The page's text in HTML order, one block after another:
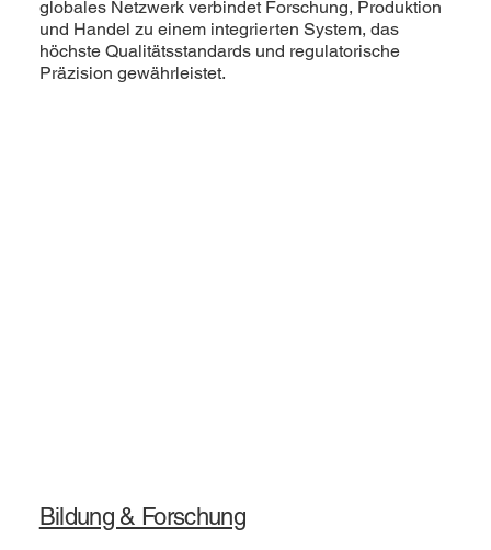
globales Netzwerk verbindet Forschung, Produktion
und Handel zu einem integrierten System, das
höchste Qualitätsstandards und regulatorische
Präzision gewährleistet.
Bildung & Forschung